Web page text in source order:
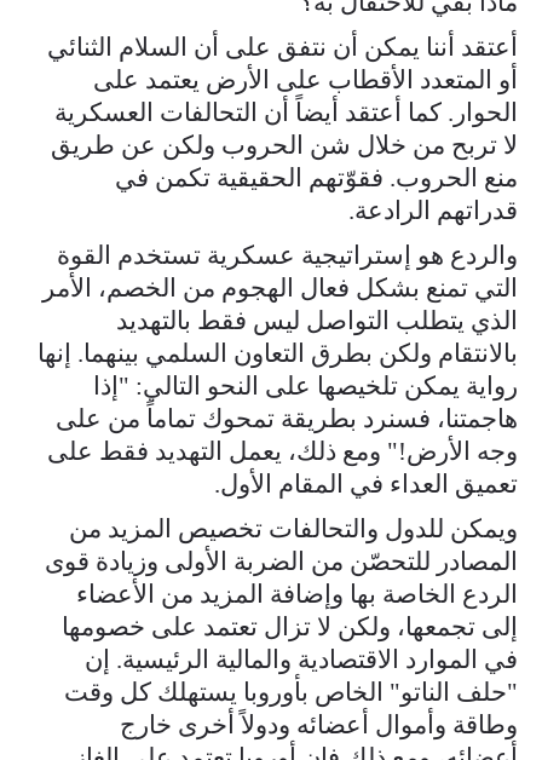
أعتقد أننا يمكن أن نتفق على أن السلام الثنائي
أو المتعدد الأقطاب على الأرض يعتمد على
الحوار. كما أعتقد أيضاً أن التحالفات العسكرية
لا تربح من خلال شن الحروب ولكن عن طريق
منع الحروب. فقوّتهم الحقيقية تكمن في
قدراتهم الرادعة.
والردع هو إستراتيجية عسكرية تستخدم القوة
التي تمنع بشكل فعال الهجوم من الخصم، الأمر
الذي يتطلب التواصل ليس فقط بالتهديد
بالانتقام ولكن بطرق التعاون السلمي بينهما. إنها
رواية يمكن تلخيصها على النحو التالي: "إذا
هاجمتنا، فسنرد بطريقة تمحوك تماماً من على
وجه الأرض!" ومع ذلك، يعمل التهديد فقط على
تعميق العداء في المقام الأول.
ويمكن للدول والتحالفات تخصيص المزيد من
المصادر للتحصّن من الضربة الأولى وزيادة قوى
الردع الخاصة بها وإضافة المزيد من الأعضاء
إلى تجمعها، ولكن لا تزال تعتمد على خصومها
في الموارد الاقتصادية والمالية الرئيسية. إن
"حلف الناتو" الخاص بأوروبا يستهلك كل وقت
وطاقة وأموال أعضائه ودولاً أخرى خارج